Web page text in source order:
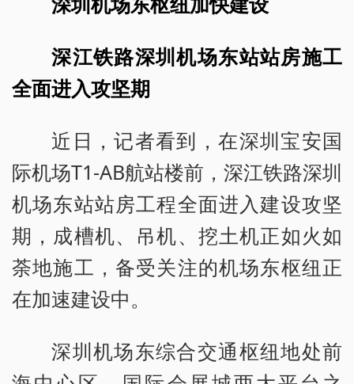
深江铁路深圳机场东站站房施工
全面进入攻坚期
近日，记者看到，在深圳宝安国
际机场T1-AB航站楼前，深江铁路深圳
机场东站站房工程全面进入建设攻坚
期，成槽机、吊机、挖土机正如火如
荼地施工，备受关注的机场东枢纽正
在加速建设中。
深圳机场东综合交通枢纽地处前